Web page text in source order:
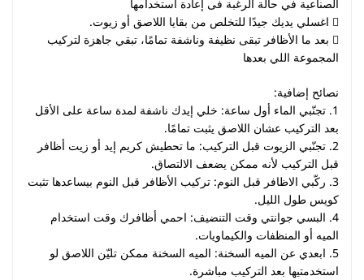
الصناعية في حالة الرغبة فى إعادة استخدامها
 اغسلي يديك جيدًا للتخلص من بقايا اللاصق أو زيوت.
 بعد ما الأظافر تبقى نظيفة وناشفة تمامًا، تبقي جاهزة لتركيب
المجموعة اللي بعدها
نصائح إضافية:
1. تجنّبي الماء أول ساعة: خلي إيدك ناشفة لمدة ساعة على الأقل
بعد التركيب عشان اللاصق يثبت تمامًا.
2. تجنّبي الزيوت قبل التركيب: ما تحطيش كريم إيد أو زيت أظافر
قبل التركيب لأنه ممكن يضعف الالتصاق.
3. ركّبي الاظافر قبل النوم: تركيب الأظافر قبل النوم بيساعدها تثبت
كويس طول الليل.
4. البسي جوانتي وقت التنضيف: احمي أظافرك وقت استخدام
الميه أو المنظفات والكيماويات.
5. ابعدي عن الميه السخنة: الميه السخنة ممكن تليّن اللاصق لو
استخدمتيها بعد التركيب مباشرة.